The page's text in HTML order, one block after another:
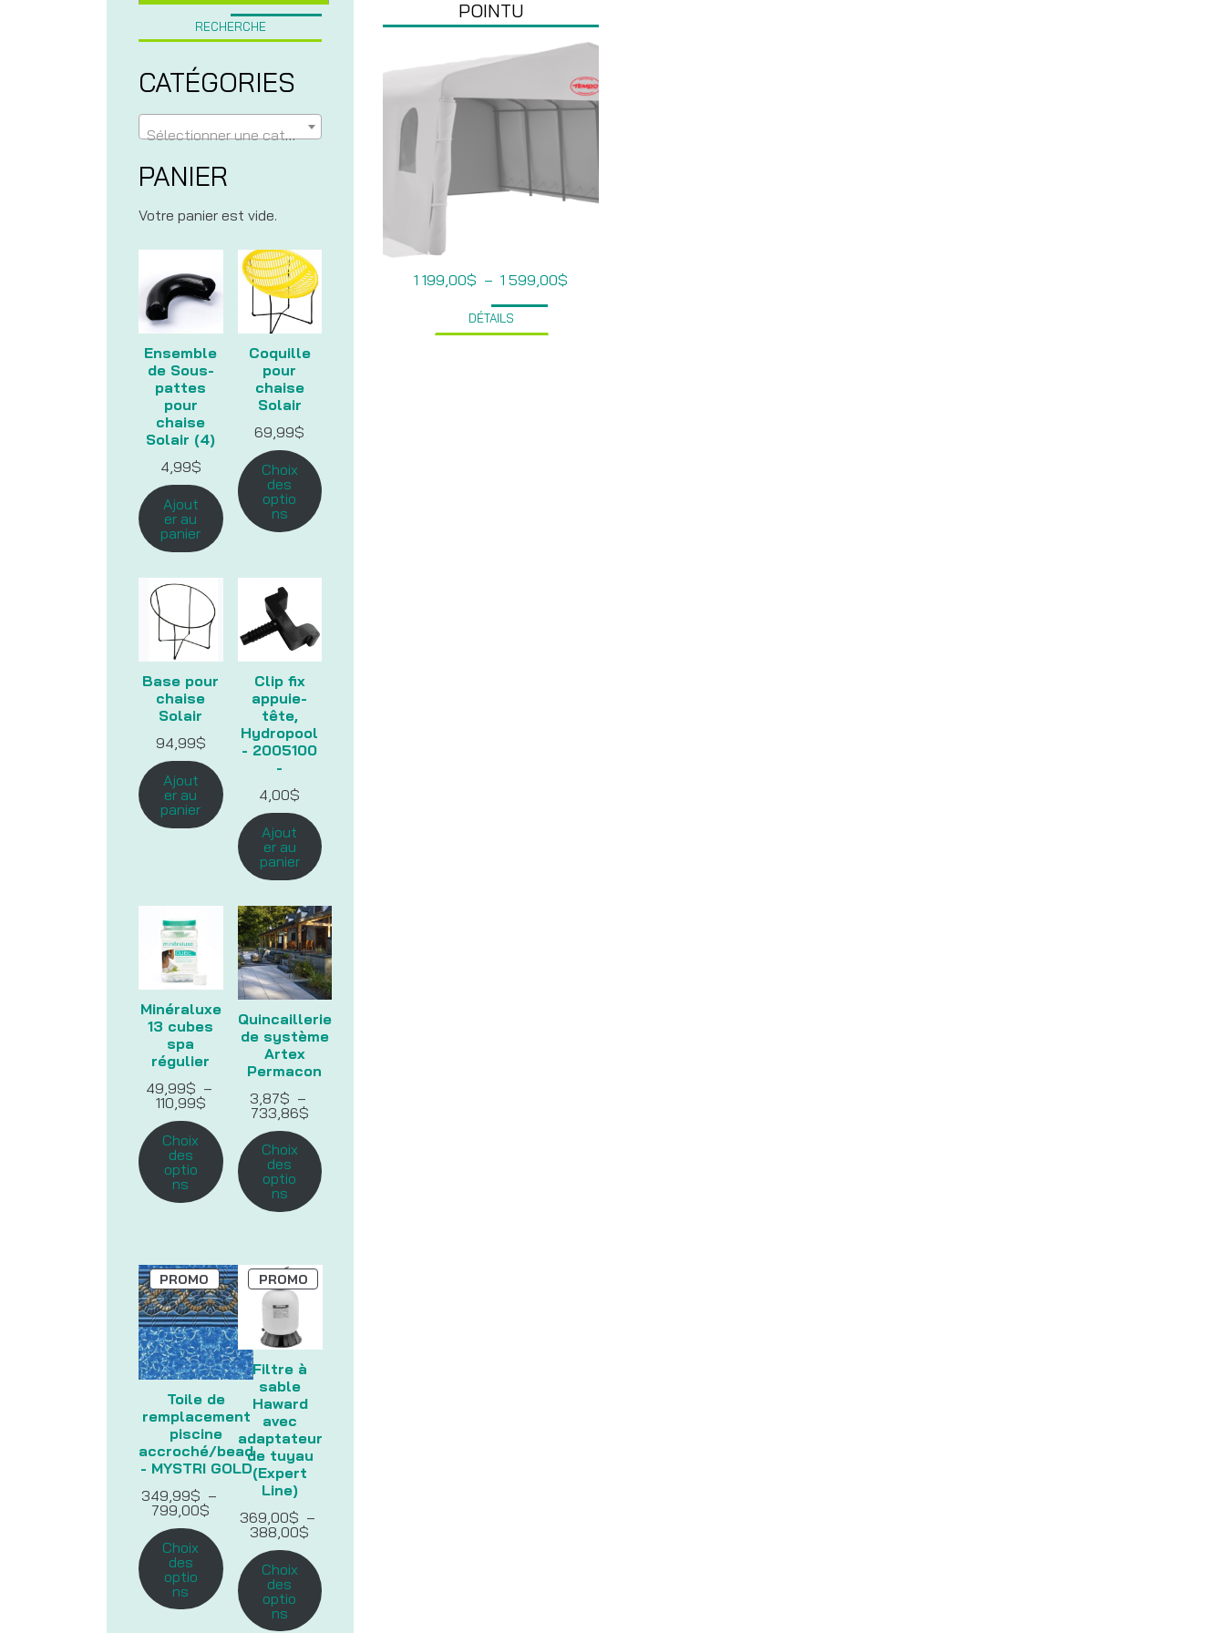
POINTU
1 199,00$ – 1 599,00$
DÉTAILS
RECHERCHE
CATÉGORIES
Sélectionner une catégorie
PANIER
Votre panier est vide.
Ensemble
de Sous-
pattes
pour
chaise
Solair (4)
4,99$
Ajout
er au
panier
Coquille
pour
chaise
Solair
69,99$
Choix
des
optio
ns
Base pour
chaise
Solair
94,99$
Ajout
er au
panier
Clip fix
appuie-
tête,
Hydropool
- 2005100
-
4,00$
Ajout
er au
panier
Minéraluxe
13 cubes
spa
régulier
49,99$ –
110,99$Plage
prix :
49,99$
110,99$
Choix
des
optio
ns
Quincaillerie
de système
Artex
Permacon
3,87$ –
733,86$Plage
prix :
3,87$
733,86$
Choix
des
optio
ns
Toile de
remplacement
piscine
accroché/bead
- MYSTRI GOLD
PROMO PRODUIT
EN
PROMOTION
349,99$ –
799,00$ Plage
prix :
349,99$
799,00$
Choix
des
optio
ns
Filtre à
sable
Haward
avec
adaptateur
de tuyau
(Expert
Line)
PROMOPRODUIT
EN
369,00$ –
388,00$
prix :
369,00$
388,00$
Choix
des
optio
ns